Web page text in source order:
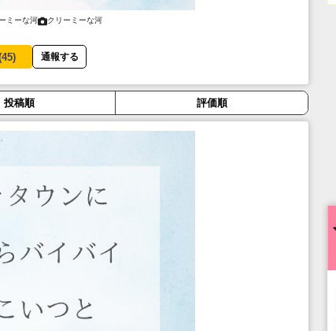
ミーな河 クリーミーな河
45) 通報する
投稿順 評価順